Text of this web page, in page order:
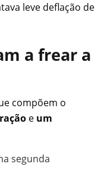
leve deflação de
a frear a
compõem o
e um
segunda